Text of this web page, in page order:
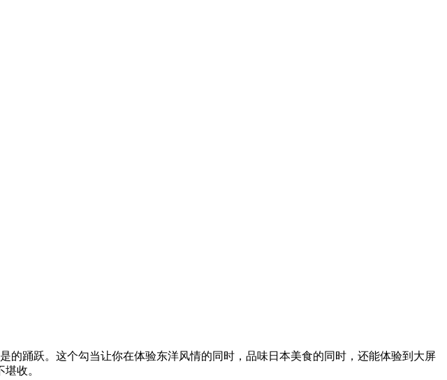
踊跃。这个勾当让你在体验东洋风情的同时，品味日本美食的同时，还能体验到大屏
收。